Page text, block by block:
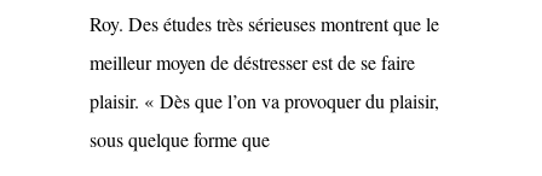
Roy. Des études très sérieuses montrent que le
meilleur moyen de déstresser est de se faire
plaisir. « Dès que l’on va provoquer du plaisir,
sous quelque forme que